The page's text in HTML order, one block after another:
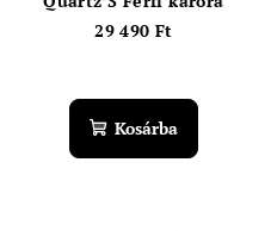
29 490 Ft
Kosárba